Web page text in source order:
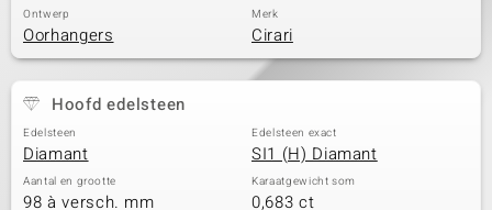
Ontwerp
Oorhangers
Merk
Cirari
Hoofd edelsteen
Edelsteen
Diamant
Edelsteen exact
SI1 (H) Diamant
Aantal en grootte
98 à versch. mm
Karaatgewicht som
0,683 ct